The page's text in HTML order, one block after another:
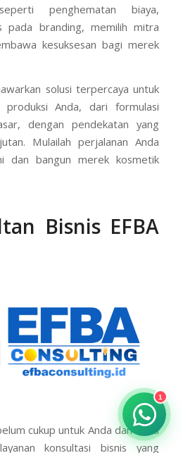
penghematan biaya,
pada branding, memilih mitra
kesuksesan bagi merek
solusi terpercaya untuk
produksi Anda, dari formulasi
dengan pendekatan yang
Mulailah perjalanan Anda
dan bangun merek kosmetik
Bisnis EFBA
cukup untuk Anda dan Anda
konsultasi bisnis yang
1